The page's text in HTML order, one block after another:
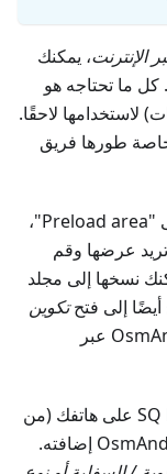
الإنترنت، يمكنك
كل ما تحتاجه هو
لاستخدامها لاحقًا.
طورها فريق
حدد المنطقة التي تحتاج إلى تنزيلها، انقر على "Preload area"،
عرضها وقم
نسخها إلى مجلد
إلى فتحتكوين
واختيار مربعات OsmAnd عبر
، يمكنك اختيار ملف SQ Lite على هاتفك (من
أي برنامج مراسلة أو Dropbox)، وسيقترح OsmAnd إضافته.